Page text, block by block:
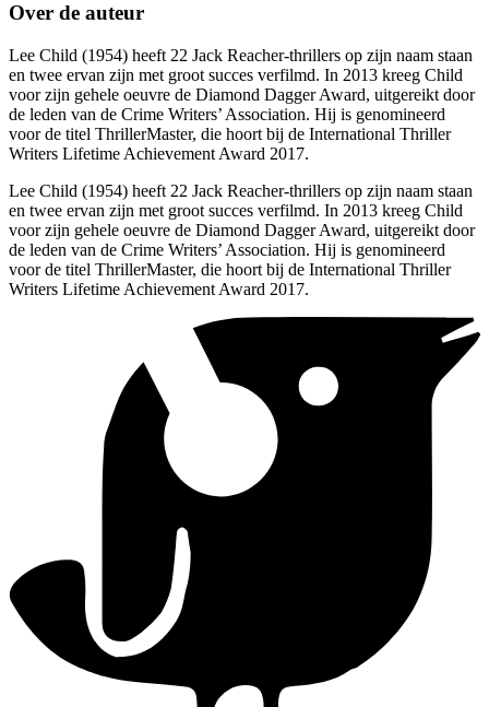
Over de auteur
Lee Child (1954) heeft 22 Jack Reacher-thrillers op zijn naam staan
en twee ervan zijn met groot succes verfilmd. In 2013 kreeg Child
voor zijn gehele oeuvre de Diamond Dagger Award, uitgereikt door
de leden van de Crime Writers’ Association. Hij is genomineerd
voor de titel ThrillerMaster, die hoort bij de International Thriller
Writers Lifetime Achievement Award 2017.
Lee Child (1954) heeft 22 Jack Reacher-thrillers op zijn naam staan
en twee ervan zijn met groot succes verfilmd. In 2013 kreeg Child
voor zijn gehele oeuvre de Diamond Dagger Award, uitgereikt door
de leden van de Crime Writers’ Association. Hij is genomineerd
voor de titel ThrillerMaster, die hoort bij de International Thriller
Writers Lifetime Achievement Award 2017.